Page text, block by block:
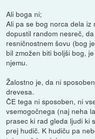
Ali boga ni;
Ali pa se bog norca dela
dopustil random nesreč,
resničnostnem šovu (bog
bil zmožen biti boljši bog,
njemu.
Žalostno je, da ni
drevesa.
ČE tega ni sposoben, ni
vsemogočnega (naj neha
prasec ki rad gleda ljudi ki
prej hudič. K hudiču pa